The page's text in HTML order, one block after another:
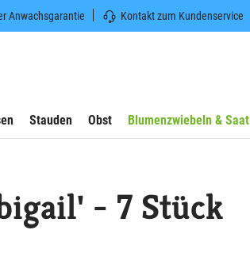
Anwachsgarantie Kontakt zum Kundenservice
Stauden Obst Blumenzwiebeln & Saat
- 7 Stück